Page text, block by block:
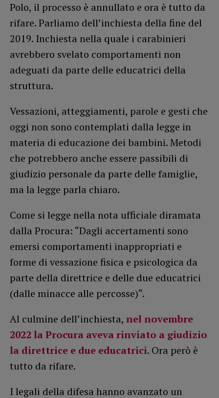
Polo, il processo è annullato e ora è tutto da
rifare. Parliamo dell’inchiesta della fine del
2019. Inchiesta nella quale i carabinieri
avrebbero svelato comportamenti non
adeguati da parte delle educatrici della
struttura.
Vessazioni, atteggiamenti, parole e gesti che
oggi non sono contemplati dalla legge in
materia di educazione dei bambini. Metodi
che potrebbero anche essere passibili di
giudizio personale da parte delle famiglie,
ma la legge parla chiaro.
Come si legge nella nota ufficiale diramata
dalla Procura: “Dagli accertamenti sono
emersi comportamenti inappropriati e
forme di vessazione fisica e psicologica da
parte della direttrice e delle due educatrici
(dalle minacce alle percosse)“.
Al culmine dell’inchiesta, nel novembre
2022 la Procura aveva rinviato a giudizio
la direttrice e due educatrici. Ora però è
tutto da rifare.
I legali della difesa hanno avanzato un